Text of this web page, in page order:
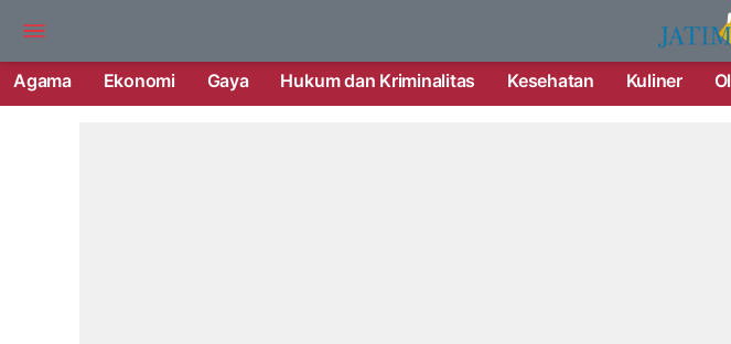
Agama Ekonomi Gaya Hukum dan Kriminalitas Kesehatan Kuliner